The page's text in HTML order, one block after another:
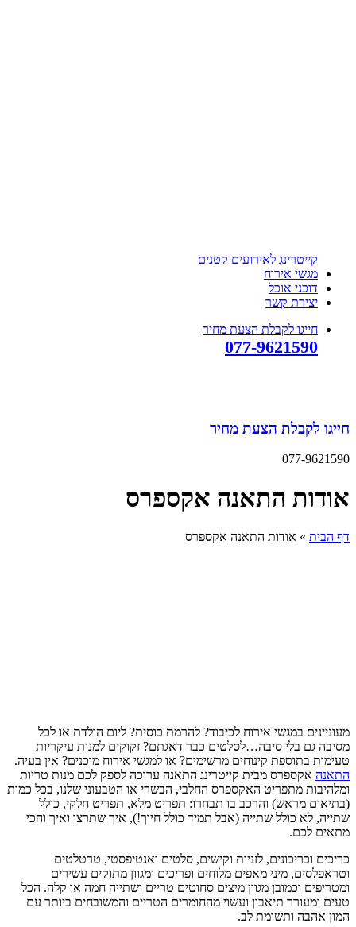
קייטרינג לאירועים קטנים
מגשי אירוח
דוכני אוכל
יצירת קשר
חייגו לקבלת הצעת מחיר
077-9621590
חייגו לקבלת הצעת מחיר
077-9621590
אודות התאנה אקספרס
דף הבית » אודות התאנה אקספרס
מעוניינים במגשי אירוח לכיבוד? להרמת כוסית? ליום הולדת או לכל
מסיבה גם בלי סיבה…לסלטים כבר דאגתם? זקוקים למנות עיקריות
טעימות בתוספת קינוחים מרשימים? או למגשי אירוח מוכנים? אין בעיה.
התאנה אקספרס מבית קייטרינג התאנה ערוכה לספק לכם מנות טריות
ומלהיבות מתפריט האקספרס החלבי, הבשרי או הטבעוני שלנו, בכל כמות
(בתיאום מראש) והרכב בו תבחרו: תפריט מלא, תפריט חלקי, כולל
שתייה, לא כולל שתייה (אבל תמיד כולל חיוך!), איך שתרצו ואיך והכי
מתאים לכם.
כריכים וכריכונים, לזניות וקישים, סלטים ואנטיפסטי, טרטלטים
וטראפלסים, מיני מאפים מלוחים ופריכים ומגוון מתוקים עשירים
ומטריפים וכמובן מגוון מיצים סחוטים טריים ושתייה חמה או קלה. הכל
טעים ומעורר תיאבון ועשוי מהחומרים הטריים והמשובחים ביותר עם
המון אהבה ותשומת לב.